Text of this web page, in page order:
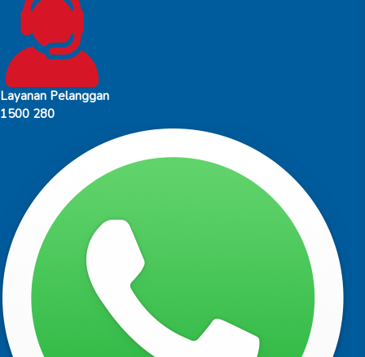
Layanan Pelanggan
1500 280